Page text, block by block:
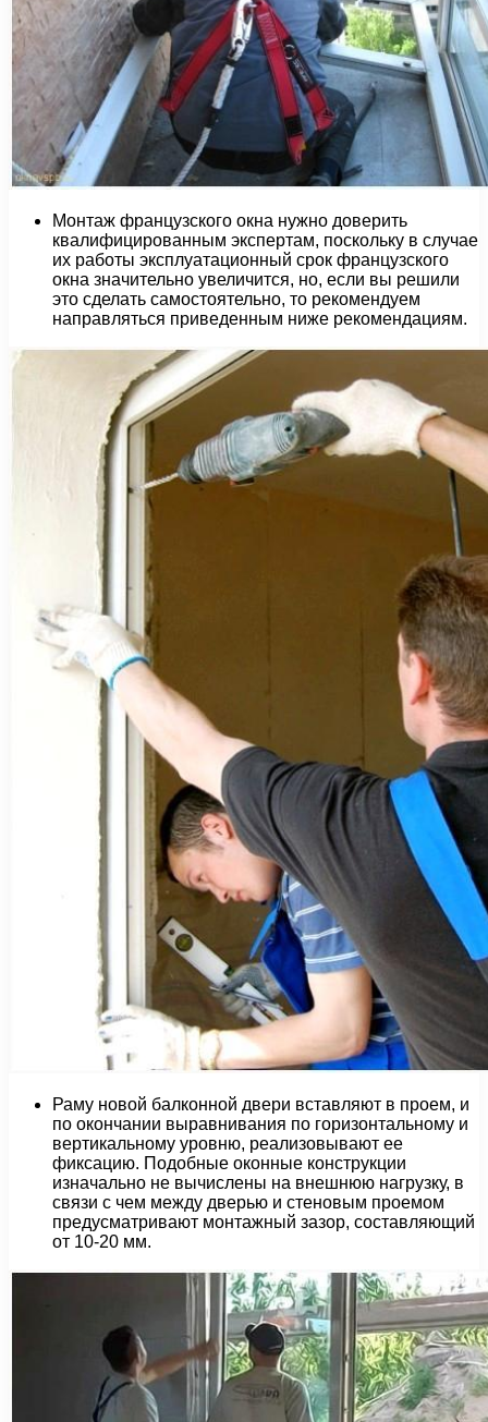
Монтаж французского окна нужно доверить
квалифицированным экспертам, поскольку в случае
их работы эксплуатационный срок французского
окна значительно увеличится, но, если вы решили
это сделать самостоятельно, то рекомендуем
направляться приведенным ниже рекомендациям.
Раму новой балконной двери вставляют в проем, и
по окончании выравнивания по горизонтальному и
вертикальному уровню, реализовывают ее
фиксацию. Подобные оконные конструкции
изначально не вычислены на внешнюю нагрузку, в
связи с чем между дверью и стеновым проемом
предусматривают монтажный зазор, составляющий
от 10-20 мм.